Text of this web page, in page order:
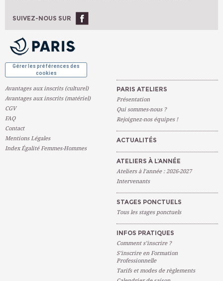
Ateliers À L'année
SUIVEZ-NOUS SUR
Gérer les préférences des
cookies
Avantages aux inscrits (culturel)
Avantages aux inscrits (matériel)
CGV
FAQ
Contact
Mentions Légales
Index Égalité Femmes-Hommes
PARIS ATELIERS
Présentation
Qui sommes-nous ?
Rejoignez-nos équipes !
ACTUALITÉS
ATELIERS À L’ANNÉE
Ateliers à l’année : 2026-2027
Intervenants
STAGES PONCTUELS
Tous les stages ponctuels
INFOS PRATIQUES
Comment s’inscrire ?
S’inscrire en Formation
Professionnelle
Tarifs et modes de règlements